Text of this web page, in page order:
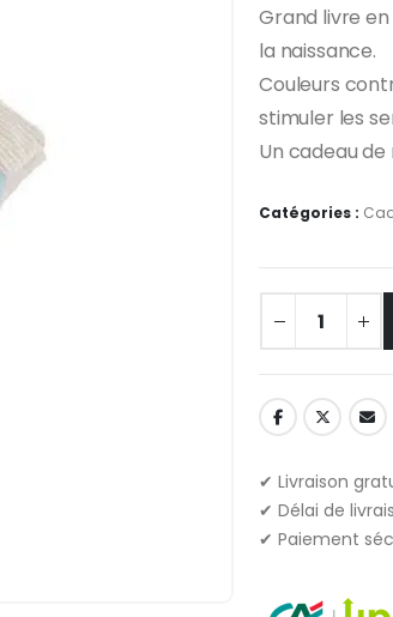
Grand livre
la naissance.
Couleurs
stimuler les
Un cadeau
Catégories :
✔ Livraison
✔ Délai de
✔ Paiement